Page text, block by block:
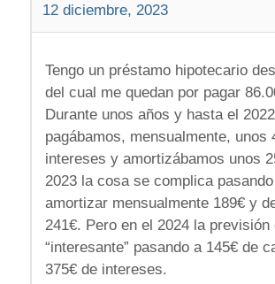
12 diciembre, 2023
Tengo un préstamo hipotecario
del cual me quedan por pagar
Durante unos años y hasta el 2022
pagábamos, mensualmente, unos
intereses y amortizábamos unos
2023 la cosa se complica
amortizar mensualmente 189€ y
241€. Pero en el 2024 la previsión
“interesante” pasando a 145€ de
375€ de intereses.